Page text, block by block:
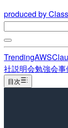
produced by
TrendingAWS
社説明会勉強会事
目次